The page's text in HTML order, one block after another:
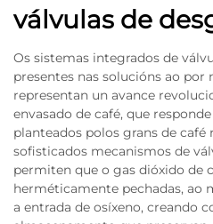
válvulas de
Os sistemas integrados de
presentes nas solucións ao por
representan un avance
envasado de café, que
planteados polos grans de café
sofisticados mecanismos de
permiten que o gas dióxido de
herméticamente pechadas, ao
a entrada de osíxeno, creando